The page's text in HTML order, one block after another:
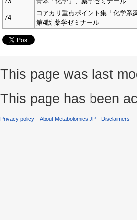
74
コアカリ重点ポイント集「化学系
第4版 薬学ゼミナール
This page was last
This page has been
Privacy policy About Metabolomics.JP Disclaimers